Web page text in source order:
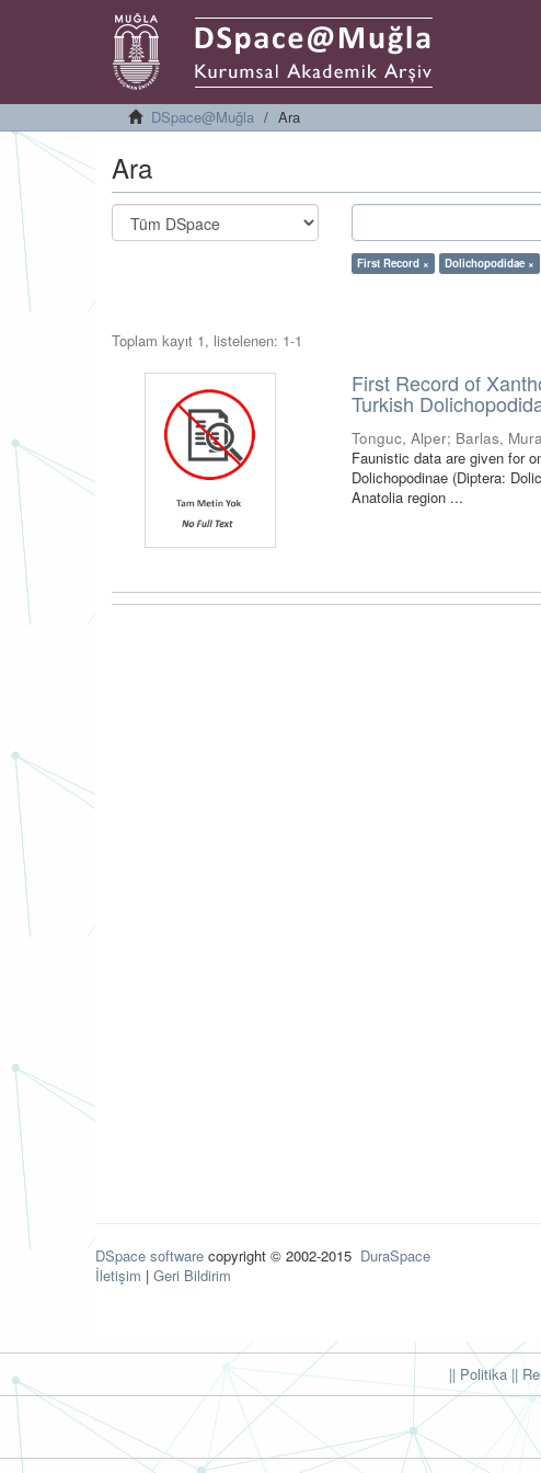
DSpace@Muğla Ara
Ara
First Record × Dolichopodidae ×
Toplam kayıt 1, listelenen: 1-1
First Record of
Turkish
Tonguc, Alper; Barlas,
Faunistic data are given for
Dolichopodinae (Diptera:
Anatolia region ...
DSpace software copyright © 2002-2015 DuraSpace
İletişim | Geri Bildirim
|| Politika ||